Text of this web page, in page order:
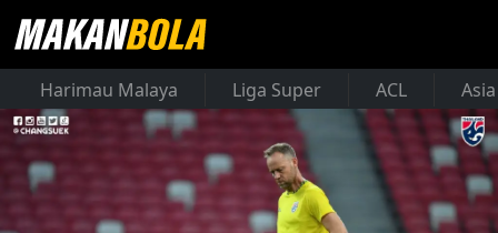
Harimau Malaya Liga Super ACL